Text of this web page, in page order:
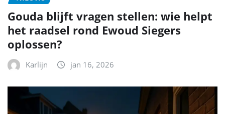
Gouda blijft vragen stellen: wie helpt
het raadsel rond Ewoud Siegers
oplossen?
Karlijn jan 16, 2026